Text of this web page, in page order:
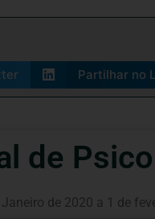
Partilhar no
de
de 2020 a 1 de